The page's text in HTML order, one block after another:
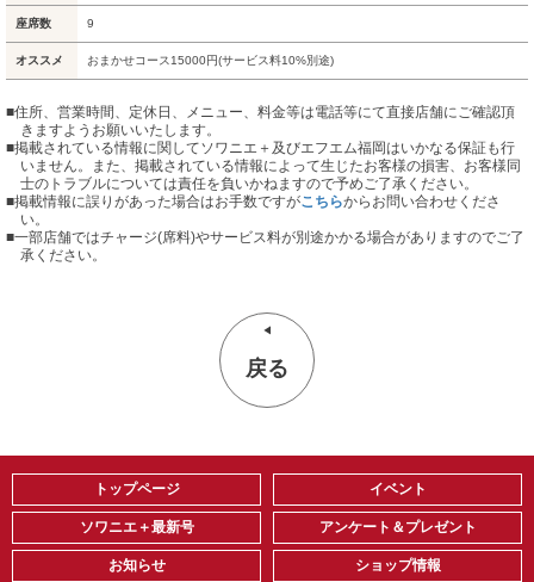
座席数 9
オススメ おまかせコース15000円(サービス料10%別途)
■住所、営業時間、定休日、メニュー、料金等は電話等にて直接店舗にご確認頂
きますようお願いいたします。
■掲載されている情報に関してソワニエ＋及びエフエム福岡はいかなる保証も行
いません。また、掲載されている情報によって生じたお客様の損害、お客様同
士のトラブルについては責任を負いかねますので予めご了承ください。
■掲載情報に誤りがあった場合はお手数ですがこちらからお問い合わせくださ
い。
■一部店舗ではチャージ(席料)やサービス料が別途かかる場合がありますのでご了
承ください。
戻る
トップページ
ソワニエ＋最新号
お知らせ
イベント
アンケート＆プレゼント
ショップ情報